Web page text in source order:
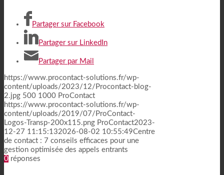
Partager sur Facebook
Partager sur LinkedIn
Partager par Mail
https://www.procontact-solutions.fr/wp-
content/uploads/2023/12/Procontact-blog-
2.jpg 500 1000 ProContact
https://www.procontact-solutions.fr/wp-
content/uploads/2019/07/ProContact-
Logos-Transp-200x115.png ProContact2023-
12-27 11:15:132026-08-02 10:55:49Centre
de contact : 7 conseils efficaces pour une
gestion optimisée des appels entrants
0 réponses